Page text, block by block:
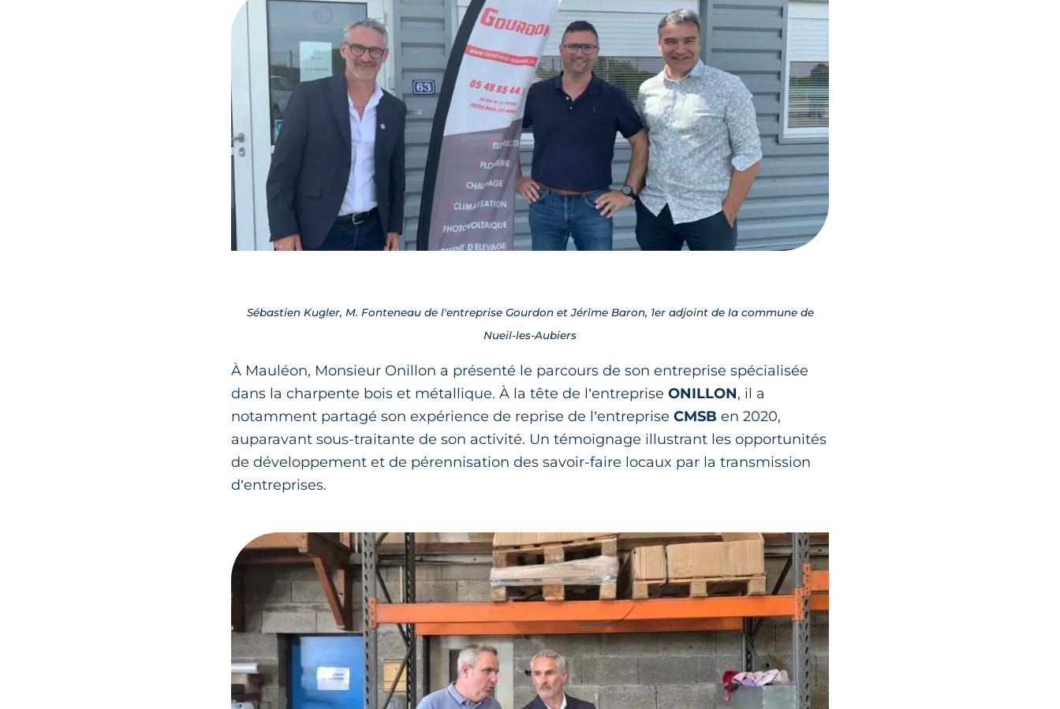
Sébastien Kugler, M. Fonteneau de l'entreprise Gourdon et Jérîme Baron, 1er adjoint de la commune de
Nueil-les-Aubiers
À Mauléon, Monsieur Onillon a présenté le parcours de son entreprise spécialisée
dans la charpente bois et métallique. À la tête de l’entrepriseONILLON, il a
notamment partagé son expérience de reprise de l’entrepriseCMSB en 2020,
auparavant sous-traitante de son activité. Un témoignage illustrant les opportunités
de développement et de pérennisation des savoir-faire locaux par la transmission
d’entreprises.